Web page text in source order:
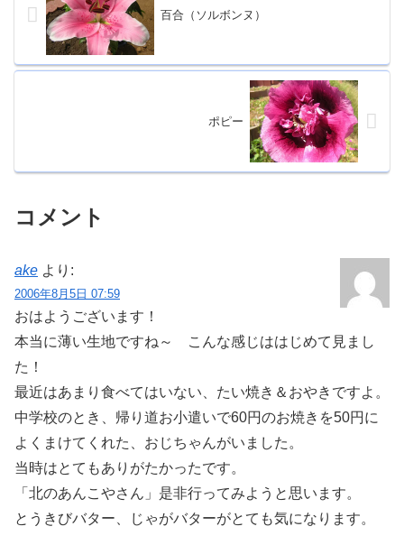
百合（ソルボンヌ）
ポピー
コメント
ake より:
2006年8月5日 07:59
おはようございます！
本当に薄い生地ですね～ こんな感じははじめて見まし
た！
最近はあまり食べてはいない、たい焼き＆おやきですよ。
中学校のとき、帰り道お小遣いで60円のお焼きを50円に
よくまけてくれた、おじちゃんがいました。
当時はとてもありがたかったです。
「北のあんこやさん」是非行ってみようと思います。
とうきびバター、じゃがバターがとても気になります。